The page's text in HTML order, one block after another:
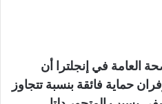
العامة في إنجلترا أن
حماية فائقة بنسبة تتجاوز